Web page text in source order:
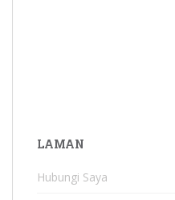
LAMAN
Hubungi Saya